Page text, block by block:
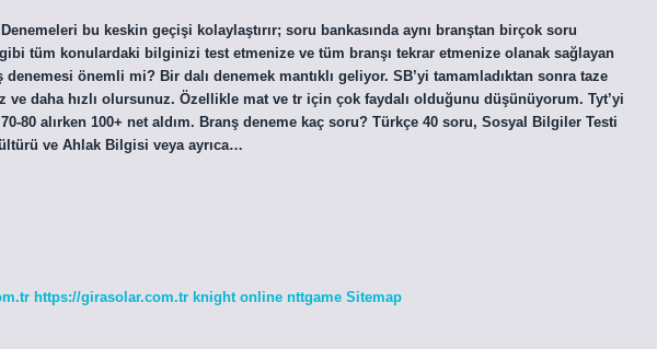
bu keskin geçişi kolaylaştırır; soru bankasında aynı branştan birçok soru
tüm konulardaki bilginizi test etmenize ve tüm branşı tekrar etmenize olanak sağlayan
denemesi önemli mi? Bir dalı denemek mantıklı geliyor. SB’yi tamamladıktan sonra taze
ve daha hızlı olursunuz. Özellikle mat ve tr için çok faydalı olduğunu düşünüyorum. Tyt’yi
80 alırken 100+ net aldım. Branş deneme kaç soru? Türkçe 40 soru, Sosyal Bilgiler Testi
ve Ahlak Bilgisi veya ayrıca…
https://girasolar.com.tr knight online nttgame Sitemap